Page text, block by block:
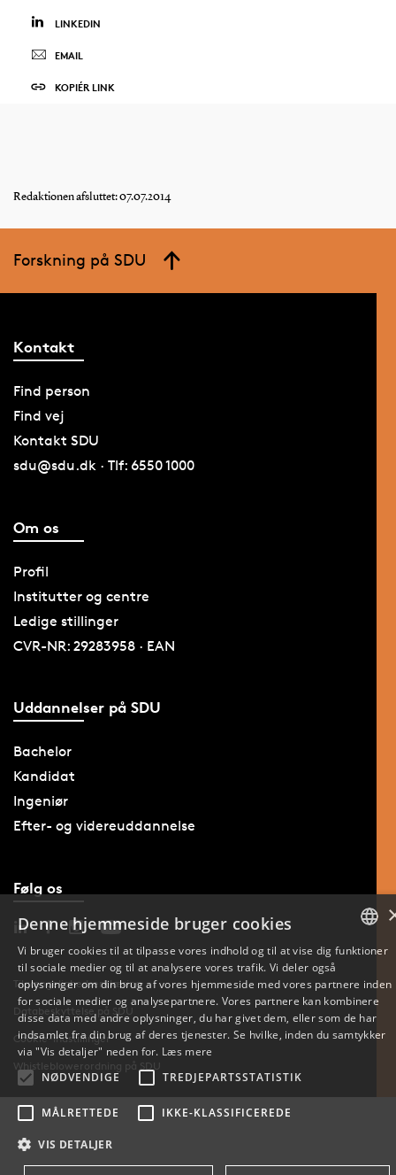
LINKEDIN
EMAIL
KOPIÉR LINK
Redaktionen afsluttet: 07.07.2014
Forskning på SDU
Kontakt
Find person
Find vej
Kontakt SDU
sdu@sdu.dk · Tlf: 6550 1000
Om os
Profil
Institutter og centre
Ledige stillinger
CVR-NR: 29283958 · EAN
Uddannelser på SDU
Bachelor
Kandidat
Ingeniør
Efter- og videreuddannelse
Følg os
Tilgængelighedserklæring
Databeskyttelse på SDU
Cookie-indstillinger
Whistleblowerordning på SDU
ENGLISH
Denne hjemmeside bruger cookies
Vi bruger cookies til at tilpasse vores indhold og til at vise dig funktioner
til sociale medier og til at analysere vores trafik. Vi deler også
oplysninger om din brug af vores hjemmeside med vores partnere inden
for sociale medier og analysepartnere. Vores partnere kan kombinere
disse data med andre oplysninger, du har givet dem, eller som de har
indsamlet fra din brug af deres tjenester. Se hvilke, inden du samtykker
via "Vis detaljer" neden for. Læs mere
NØDVENDIGE
TREDJEPARTSSTATISTIK
MÅLRETTEDE IKKE-KLASSIFICEREDE
VIS DETALJER